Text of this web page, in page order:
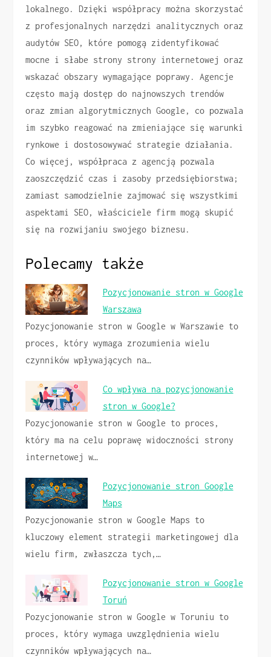
lokalnego. Dzięki współpracy można skorzystać
z profesjonalnych narzędzi analitycznych oraz
audytów SEO, które pomogą zidentyfikować
mocne i słabe strony strony internetowej oraz
wskazać obszary wymagające poprawy. Agencje
często mają dostęp do najnowszych trendów
oraz zmian algorytmicznych Google, co pozwala
im szybko reagować na zmieniające się warunki
rynkowe i dostosowywać strategie działania.
Co więcej, współpraca z agencją pozwala
zaoszczędzić czas i zasoby przedsiębiorstwa;
zamiast samodzielnie zajmować się wszystkimi
aspektami SEO, właściciele firm mogą skupić
się na rozwijaniu swojego biznesu.
Polecamy także
Pozycjonowanie stron w Google
Warszawa
Pozycjonowanie stron w Google w Warszawie to
proces, który wymaga zrozumienia wielu
czynników wpływających na…
Co wpływa na pozycjonowanie
stron w Google?
Pozycjonowanie stron w Google to proces,
który ma na celu poprawę widoczności strony
internetowej w…
Pozycjonowanie stron Google
Maps
Pozycjonowanie stron w Google Maps to
kluczowy element strategii marketingowej dla
wielu firm, zwłaszcza tych,…
Pozycjonowanie stron w Google
Toruń
Pozycjonowanie stron w Google w Toruniu to
proces, który wymaga uwzględnienia wielu
czynników wpływających na…